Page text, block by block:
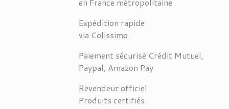
Expédition rapide
via Colissimo
Paiement sécurisé Crédit Mutuel,
Paypal, Amazon Pay
Revendeur officiel
Produits certifiés